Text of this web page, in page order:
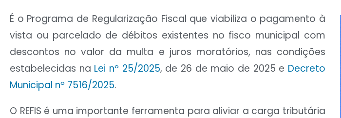
É o Programa de Regularização Fiscal que viabiliza o pagamento à
vista ou parcelado de débitos existentes no fisco municipal com
descontos no valor da multa e juros moratórios, nas condições
estabelecidas na Lei nº 25/2025, de 26 de maio de 2025 e Decreto
Municipal nº 7516/2025.
O REFIS é uma importante ferramenta para aliviar a carga tributária